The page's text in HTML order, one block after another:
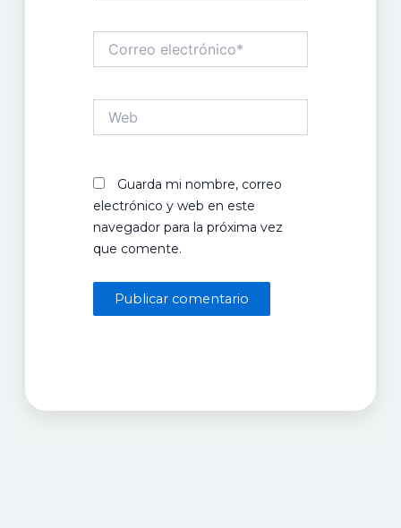
electrónico*
Guarda mi nombre, correo
electrónico y web en este
navegador para la próxima vez
que comente.